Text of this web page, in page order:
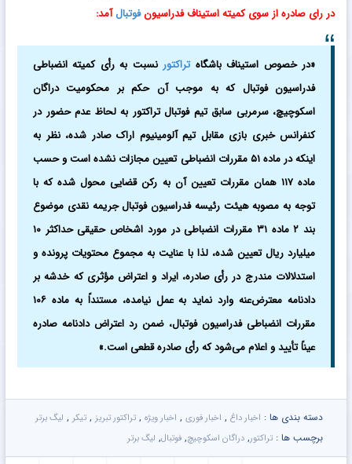
در رای صادره از سوی کمیته استیناف فدراسیونفوتبالآمد:
«در خصوص استیناف باشگاهتراکتورنسبت به رأی کمیته انضباطی
فدراسیون فوتبال که به موجب آن حکم بر محکومیت دراگان
اسکوچیچ، سرمربی سابق تیم فوتبال تراکتور به لحاظ عدم حضور در
کنفرانس خبری بازی مقابل تیم آلومینیوم اراک صادر شده، نظر به
اینکه در ماده ۵۱ مقررات انضباطی تعیین مجازات نشده است و حسب
ماده ۱۱۷ همان مقررات تعیین آن به رکن قضایی محول شده که با
توجه به مصوبه هیئت رئیسه فدراسیون فوتبال جریمه نقدی موضوع
بند ۲ ماده ۳۱ مقررات انضباطی در مورد اشخاص حقیقی حداکثر ۱۰
میلیارد ریال تعیین شده، لذا با عنایت به مجموع محتویات پرونده و
استدلالات مندرج در رأی صادره، ایراد و اعتراض مؤثری که خدشه بر
دادنامه معترض‌عنه وارد نماید به عمل نیامده، مستنداً به ماده ۱۰۶
مقررات انضباطی فدراسیون فوتبال، ضمن رد اعتراض دادنامه صادره
عیناً تأیید و اعلام می‌شود که رأی صادره قطعی است.»
دسته بندی ها : اخبار داغ , اخبار فوری , اخبار ویژه , تراکتور تبریز , تیکر , لیگ برتر
برچسب ها : تراکتور, دراگان اسکوچیچ, فوتبال, لیگ برتر